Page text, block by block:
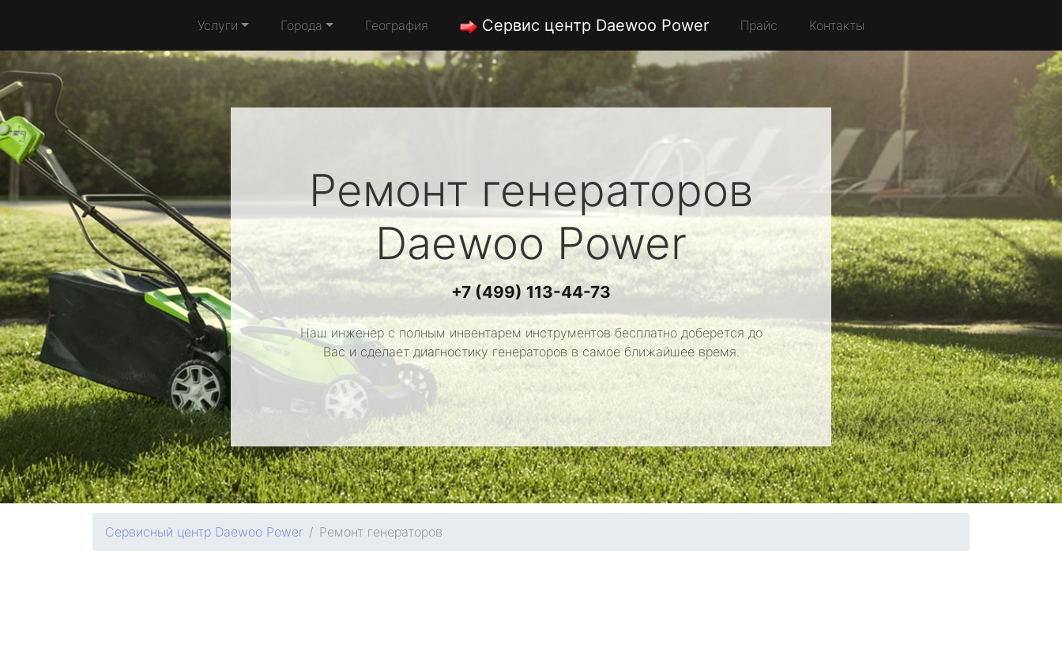
Услуги Города География Сервис центр Daewoo Power Прайс Контакты
Ремонт генераторов
Daewoo Power
+7 (499) 113-44-73
Наш инженер с полным инвентарем инструментов бесплатно доберется до
Вас и сделает диагностику генераторов в самое ближайшее время.
Сервисный центр Daewoo Power Ремонт генераторов